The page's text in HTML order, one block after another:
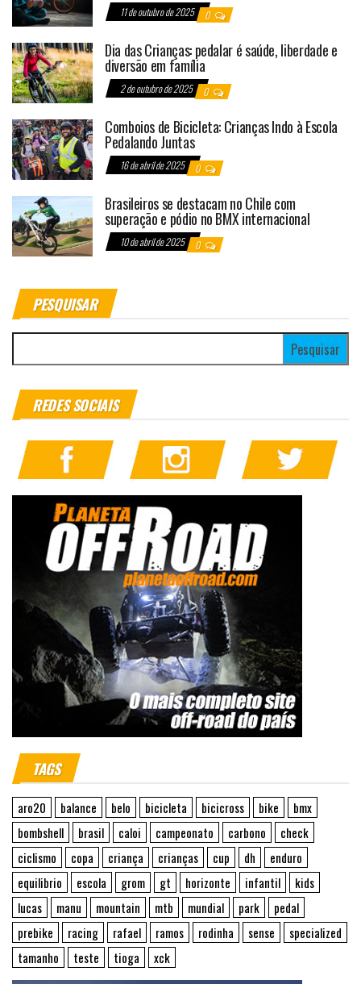
11 de outubro de 2025 0
Dia das Crianças: pedalar é saúde, liberdade e
diversão em família
2 de outubro de 2025 0
Comboios de Bicicleta: Crianças Indo à Escola
Pedalando Juntas
16 de abril de 2025 0
Brasileiros se destacam no Chile com
superação e pódio no BMX internacional
10 de abril de 2025 0
PESQUISAR
REDES SOCIAIS
TAGS
aro20 balance belo bicicleta bicicross bike
bmx
bombshell
brasil caloi campeonato carbono
check
ciclismo
copa criança crianças cup dh
enduro
equilibrio
escola grom gt horizonte infantil
kids
lucas
manu mountain mtb mundial park
pedal
prebike
racing rafael ramos rodinha sense
specialized
tamanho
teste tioga xck